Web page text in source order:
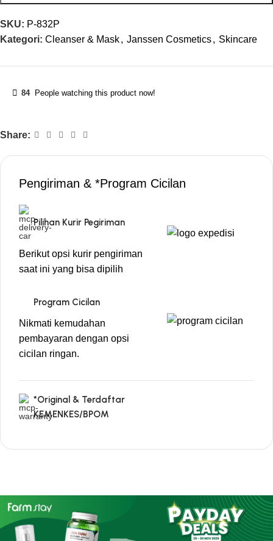
SKU: P-832P
Kategori: Cleanser & Mask, Janssen Cosmetics, Skincare
84 People watching this product now!
Share:
Pengiriman & *Program Cicilan
Pilihan Kurir Pegiriman
Berikut opsi kurir pengiriman
saat ini yang bisa dipilih
Program Cicilan
Nikmati kemudahan
pembayaran dengan opsi
cicilan ringan.
*Original & Terdaftar
KEMENKES/BPOM